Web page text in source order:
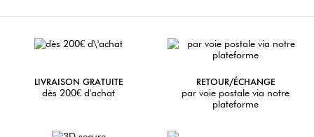
LIVRAISON GRATUITE
dès 200€ d'achat
RETOUR/ÉCHANGE
par voie postale via notre
plateforme